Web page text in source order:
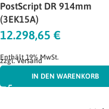
PostScript DR 914mm
(3EK15A)
12.298,65 €
Enthält 19% MwSt.
zzgl.Versand
IN DEN WARENKORB